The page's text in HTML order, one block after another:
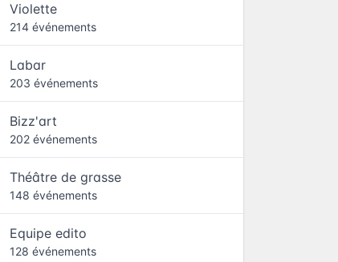
Violette
214 événements
Labar
203 événements
Bizz'art
202 événements
Théâtre de grasse
148 événements
Equipe edito
128 événements